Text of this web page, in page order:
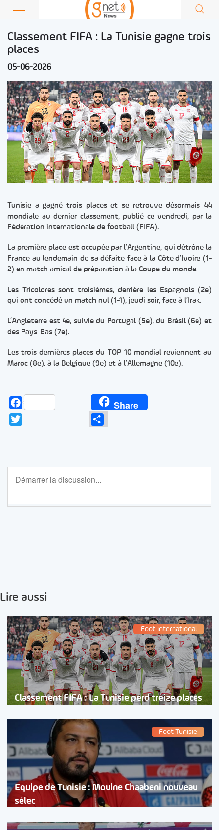
Classement FIFA : La Tunisie gagne trois
places
05-06-2026
Tunisie a gagné trois places et se retrouve désormais 44
mondiale au dernier classement, publié ce vendredi, par la
Fédération internationale de football (FIFA).
La première place est occupée par l’Argentine, qui détrône la
France au lendemain de sa défaite face à la Côte d’Ivoire (1-
2) en match amical de préparation à la Coupe du monde.
Les Tricolores sont troisièmes, derrière les Espagnols (2e)
qui ont concédé un match nul (1-1), jeudi soir, face à l’Irak.
L’Angleterre est 4e, suivie du Portugal (5e), du Brésil (6e) et
des Pays-Bas (7e).
Les trois dernières places du TOP 10 mondial reviennent au
Maroc (8e), à la Belgique (9e) et à l’Allemagne (10e).
Facebook Share
Lire aussi
Foot international
Classement FIFA : La Tunisie perd treize places
Foot Tunisie
Equipe de Tunisie : Mouine Chaabeni nouveau
sélec